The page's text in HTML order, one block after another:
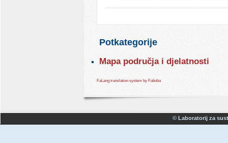
Potkategorije
Mapa područja i djelatnosti
FaLang translation system by Faboba
© Laboratorij za